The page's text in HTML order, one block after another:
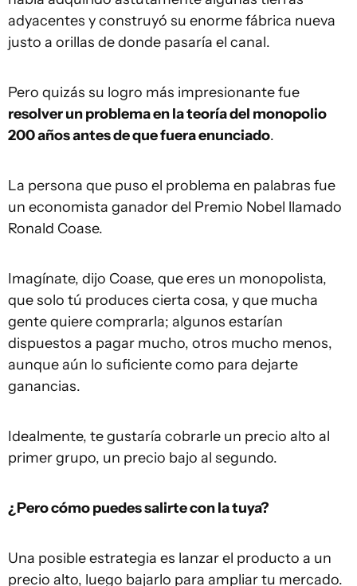
adyacentes y construyó su enorme fábrica nueva
justo a orillas de donde pasaría el canal.
Pero quizás su logro más impresionante fue
resolver un problema en la teoría del monopolio
200 años antes de que fueraenunciado.
La persona que puso el problema en palabras fue
un economista ganador del Premio Nobel llamado
Ronald Coase.
Imagínate, dijo Coase, que eres un monopolista,
que solo tú produces cierta cosa, y que mucha
gente quiere comprarla; algunos estarían
dispuestos a pagar mucho, otros mucho menos,
aunque aún lo suficiente como para dejarte
ganancias.
Idealmente, te gustaría cobrarle un precio alto al
primer grupo, un precio bajo al segundo.
¿Pero cómo puedes salirte con la tuya?
Una posible estrategia es lanzar el producto a un
precio alto, luego bajarlo para ampliar tu mercado.